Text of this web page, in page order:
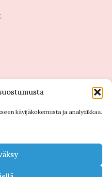
kävijäkokemusta ja analytiikkaa.